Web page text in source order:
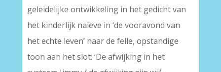
geleidelijke ontwikkeling in het gedicht van
het kinderlijk naïeve in ‘de vooravond van
het echte leven’ naar de felle, opstandige
toon aan het slot: ‘De afwijking in het